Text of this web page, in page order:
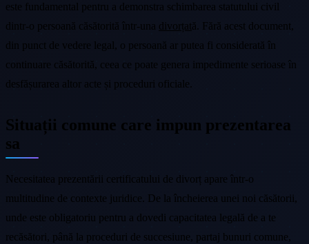
este fundamental pentru a demonstra schimbarea statutului civil
dintr-o persoană căsătorită într-una divorțată. Fără acest document,
din punct de vedere legal, o persoană ar putea fi considerată în
continuare căsătorită, ceea ce poate genera impedimente serioase în
desfășurarea altor acte și proceduri oficiale.
Situații comune care impun prezentarea
sa
Necesitatea prezentării certificatului de divorț apare într-o
multitudine de contexte juridice. De la încheierea unei noi căsătorii,
unde este obligatoriu pentru a dovedi capacitatea legală de a te
recăsători, până la proceduri de succesiune, partaj bunuri comune,